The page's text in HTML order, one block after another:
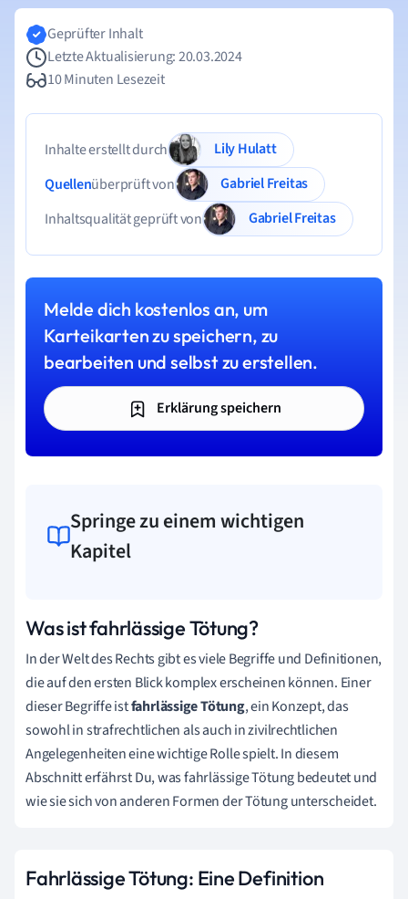
Geprüfter Inhalt
Letzte Aktualisierung: 20.03.2024
10 Minuten Lesezeit
Inhalte erstellt durch
Lily Hulatt
Quellenüberprüft von
Gabriel Freitas
Inhaltsqualität geprüft von
Gabriel Freitas
Melde dich kostenlos an, um
Karteikarten zu speichern, zu
bearbeiten und selbst zu erstellen.
Erklärung speichern
Springe zu einem wichtigen
Kapitel
Was ist fahrlässige Tötung?
In der Welt des Rechts gibt es viele Begriffe und Definitionen,
die auf den ersten Blick komplex erscheinen können. Einer
dieser Begriffe istfahrlässige Tötung, ein Konzept, das
sowohl in strafrechtlichen als auch in zivilrechtlichen
Angelegenheiten eine wichtige Rolle spielt. In diesem
Abschnitt erfährst Du, was fahrlässige Tötung bedeutet und
wie sie sich von anderen Formen der Tötung unterscheidet.
Fahrlässige Tötung: Eine Definition